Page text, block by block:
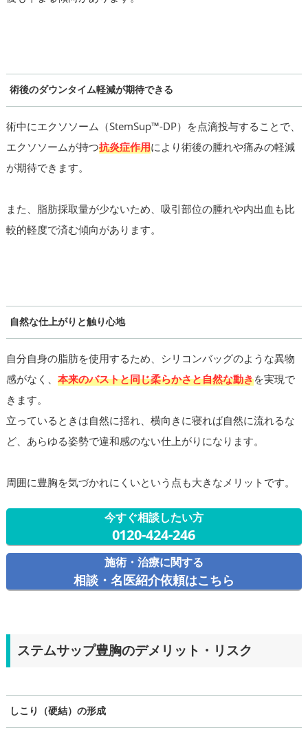
術後のダウンタイム軽減が期待できる
術中にエクソソーム（StemSup™-DP）を点滴投与することで、
エクソソームが持つ抗炎症作用により術後の腫れや痛みの軽減
が期待できます。
また、脂肪採取量が少ないため、吸引部位の腫れや内出血も比
較的軽度で済む傾向があります。
自然な仕上がりと触り心地
自分自身の脂肪を使用するため、シリコンバッグのような異物
感がなく、 本来のバストと同じ柔らかさと自然な動きを実現で
きます。
立っているときは自然に揺れ、横向きに寝れば自然に流れるな
ど、あらゆる姿勢で違和感のない仕上がりになります。
周囲に豊胸を気づかれにくいという点も大きなメリットです。
今すぐ相談したい方
0120-424-246
施術・治療に関する
相談・名医紹介依頼はこちら
ステムサップ豊胸のデメリット・リスク
しこり（硬結）の形成